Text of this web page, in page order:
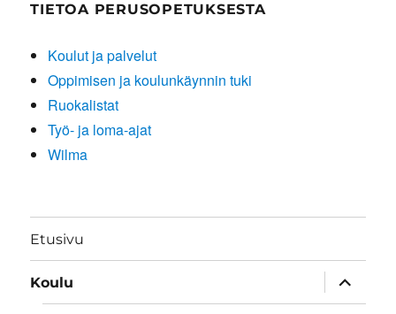
TIETOA PERUSOPETUKSESTA
Koulut ja palvelut
Oppimisen ja koulunkäynnin tuki
Ruokalistat
Työ- ja loma-ajat
Wilma
Etusivu
Koulu
näytä